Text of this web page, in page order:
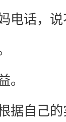
电话，说
。
据自己